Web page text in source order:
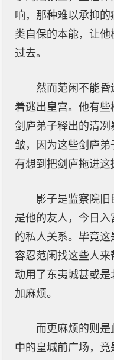
响，那种难以承抑
类自保的本能，让
过去。
然而范闲不能
着逃出皇宫。他有
剑庐弟子释出的清
皱，因为这些剑庐
有想到把剑庐拖进这
影子是监察院
是他的友人，今日入
的私人关系。毕竟
容忍范闲找这些人来
动用了东夷城甚或
加麻烦。
而更麻烦的则
中的皇城前广场，竟